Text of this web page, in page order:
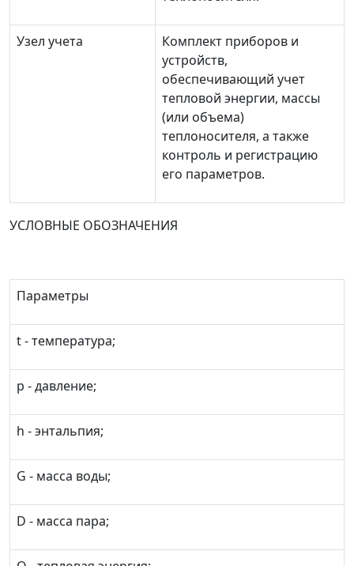
Узел учета
Комплект приборов и
устройств,
обеспечивающий учет
тепловой энергии, массы
(или объема)
теплоносителя, а также
контроль и регистрацию
его параметров.
УСЛОВНЫЕ ОБОЗНАЧЕНИЯ
Параметры
t - температура;
p - давление;
h - энтальпия;
G - масса воды;
D - масса пара;